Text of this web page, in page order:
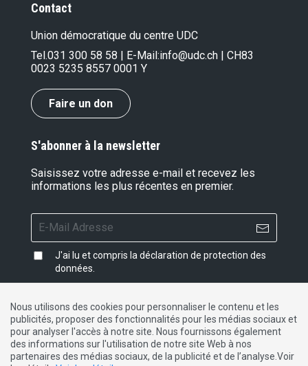
Contact
Union démocratique du centre UDC
Tel.031 300 58 58 | E-Mail:info@udc.ch | CH83
0023 5235 8557 0001 Y
Faire un don
S'abonner à la newsletter
Saisissez votre adresse e-mail et recevez les
informations les plus récentes en premier.
J'ai lu et compris la déclaration de protection des
données
Impressum| Protection des données|Contact
DE FR IT
Nous utilisons des cookies pour personnaliser le contenu et les
publicités, proposer des fonctionnalités pour les médias sociaux et
pour analyser l'accès à notre site. Nous fournissons également
des informations sur l'utilisation de notre site Web à nos
partenaires des médias sociaux, de la publicité et de l’analyse.Voir